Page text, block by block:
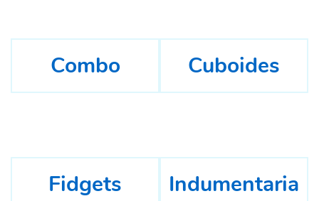
Combo Cuboides
Fidgets Indumentaria